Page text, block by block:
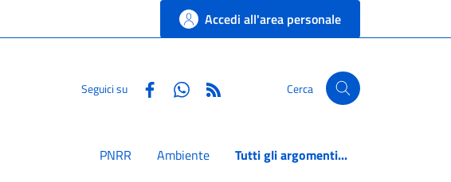
Accedi all'area personale
Seguici su FacebookWhatsapp Cerca
PNRR Ambiente Tutti gli argomenti...